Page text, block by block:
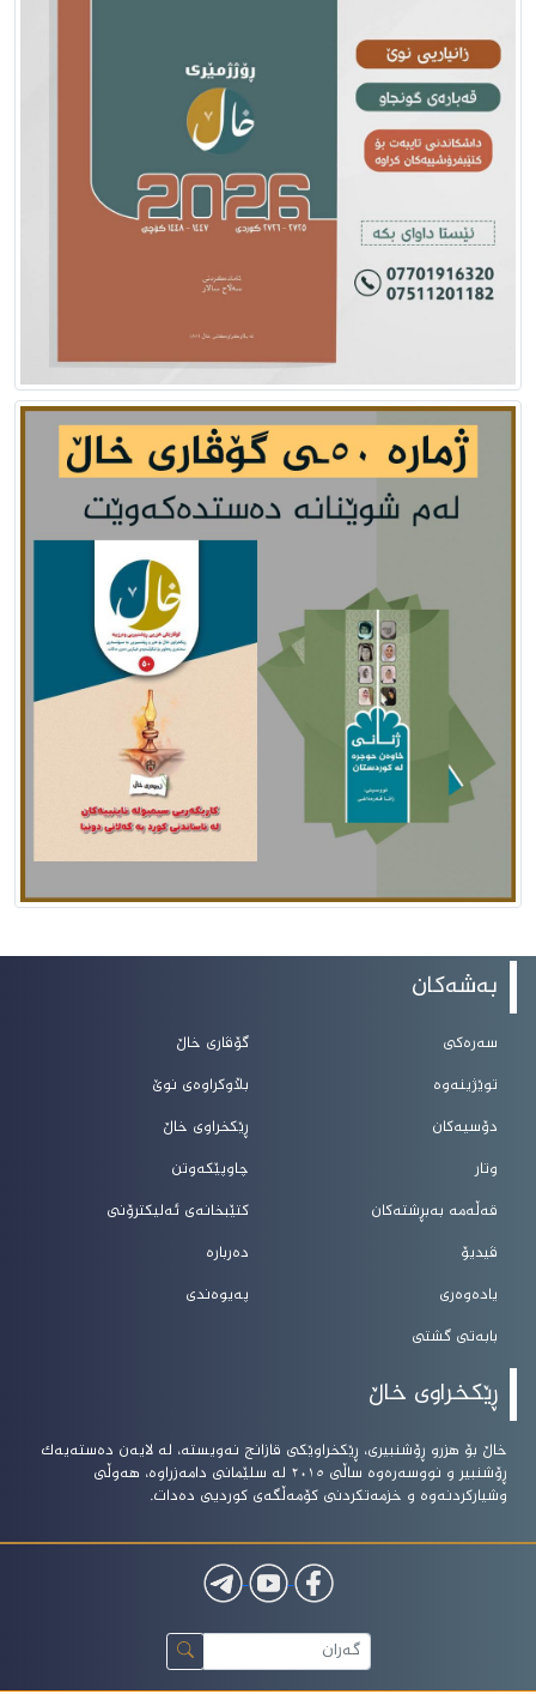
بەشەکان
سەرەکی
توێژینەوە
دۆسیەکان
وتار
گۆڤاری خاڵ
بڵاوکراوەی نوێ
ڕێکخراوی خاڵ
چاوپێکەوتن
قەڵەمە بەبڕشتەکان
ڤیدیۆ
یادەوەری
بابەتی گشتی
کتێبخانەی ئەلیکترۆنی
دەربارە
پەیوەندی
ڕێکخراوی خاڵ
خاڵ بۆ هزرو ڕۆشنبیرى، ڕێکخراوێکى قازانج نەویستە، لە لایەن دەستەیەک
ڕۆشنبیر و نووسەرەوە ساڵى ٢٠١٥ لە سلێمانى دامەزراوە، هەوڵى
وشیارکردنەوە و خزمەتکردنى کۆمەڵگەى کوردیى دەدات.